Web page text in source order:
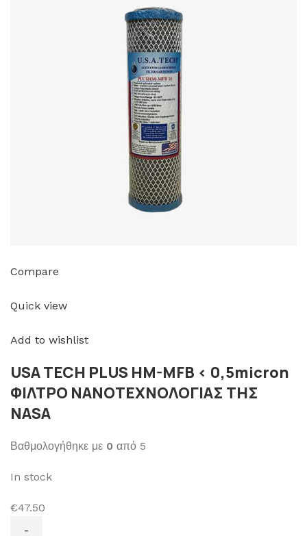
Compare
Quick view
Add to wishlist
USA TECH PLUS HM-MFB < 0,5micron
ΦΙΛΤΡΟ ΝΑΝΟΤΕΧΝΟΛΟΓΙΑΣ ΤΗΣ
NASA
Βαθμολογήθηκε με 0 από 5
In stock
€47.50